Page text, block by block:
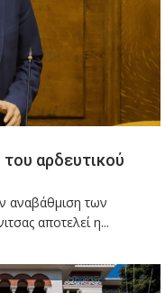
του αρδευτικού
αναβάθμιση των
αποτελεί η...